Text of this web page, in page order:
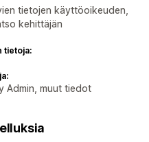
tietojen käyttöoikeuden,
kehittäjän
tietoja:
Admin, muut tiedot